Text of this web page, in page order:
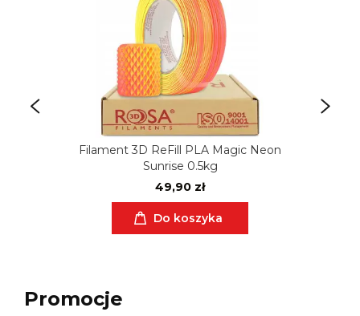
Filament 3D ReFill PLA Magic Neon
Sunrise 0.5kg
49,90 zł
Do koszyka
Promocje